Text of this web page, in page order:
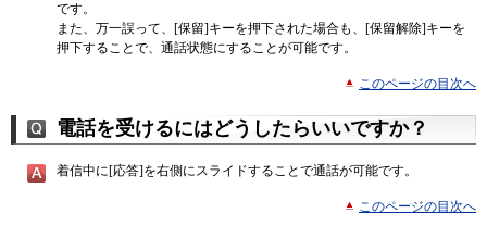
です。
また、万一誤って、[保留]キーを押下された場合も、[保留解除]キーを
押下することで、通話状態にすることが可能です。
このページの目次へ
電話を受けるにはどうしたらいいですか？
着信中に[応答]を右側にスライドすることで通話が可能です。
このページの目次へ